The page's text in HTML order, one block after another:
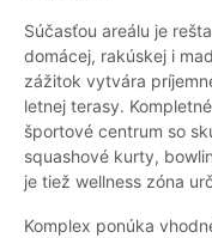
Súčasťou areálu je
domácej, rakúskej i
zážitok vytvára
letnej terasy.
športové centrum so
squashové kurty,
je tiež wellness zóna
Komplex ponúka